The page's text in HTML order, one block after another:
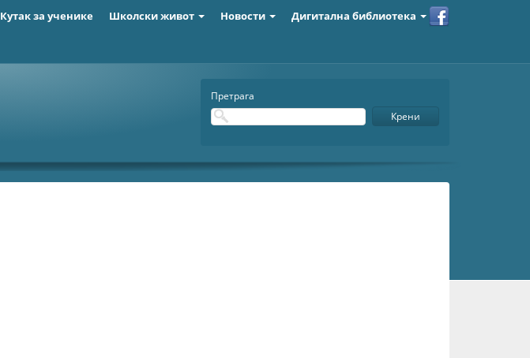
Кутак за ученике Школски живот Новости Дигитална библиотека
Претрага
Крени